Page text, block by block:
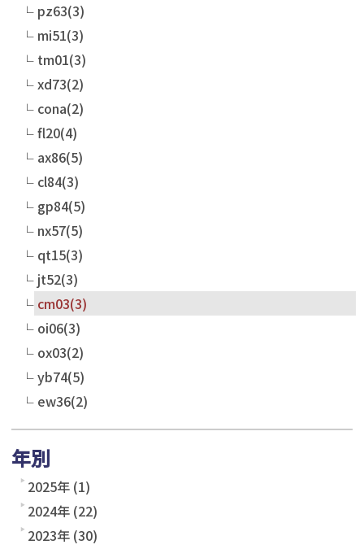
pz63(3)
mi51(3)
tm01(3)
xd73(2)
cona(2)
fl20(4)
ax86(5)
cl84(3)
gp84(5)
nx57(5)
qt15(3)
jt52(3)
cm03(3)
oi06(3)
ox03(2)
yb74(5)
ew36(2)
年別
2025年 (1)
2024年 (22)
2023年 (30)